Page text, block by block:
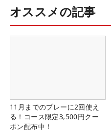
オススメの記事
11月までのプレーに2回使え
る！コース限定3,500円クー
ポン配布中！